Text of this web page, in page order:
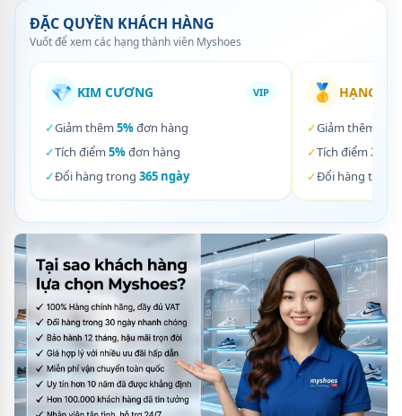
ĐẶC QUYỀN KHÁCH HÀNG
Vuốt để xem các hạng thành viên Myshoes
💎 KIM CƯƠNG VIP
✓Giảm thêm 5%đơn hàng
✓Tích điểm 5%đơn hàng
✓Đổi hàng trong 365 ngày
🥇 HẠNG
✓Giảm thêm
✓Tích điểm 3%
✓Đổi hàng trong